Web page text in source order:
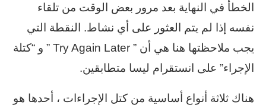
الخطأ في النهاية بعد مرور بعض الوقت من تلقاء
نفسه إذا لم يتم العثور على أي نشاط. النقطة التي
يجب ملاحظتها هنا هي أن ” Try Again Later ” و “كتلة
الإجراء” على انستقرام ليسا متطابقين.
هناك ثلاثة أنواع أساسية من كتل الإجراءات ، أحدها هو